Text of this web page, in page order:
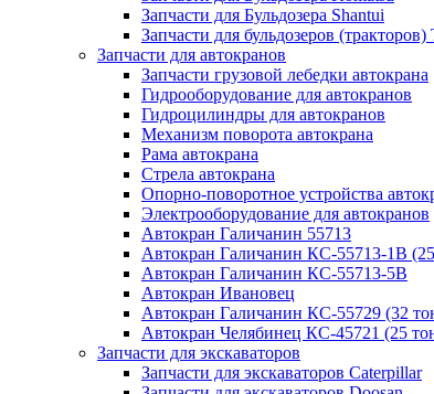
Запчасти для Бульдозера Shantui
Запчасти для бульдозеров
Запчасти для автокранов
Запчасти грузовой лебедки автокрана
Гидрооборудование для автокранов
Гидроцилиндры для автокранов
Механизм поворота автокрана
Рама автокрана
Стрела автокрана
Опорно-поворотное устройства
Электрооборудование для автокранов
Автокран Галичанин 55713
Автокран Галичанин КС-55713-1В
Автокран Галичанин КС-55713-5В
Автокран Ивановец
Автокран Галичанин КС-55729 (32
Автокран Челябинец КС-45721 (25
Запчасти для экскаваторов
Запчасти для экскаваторов Caterpillar